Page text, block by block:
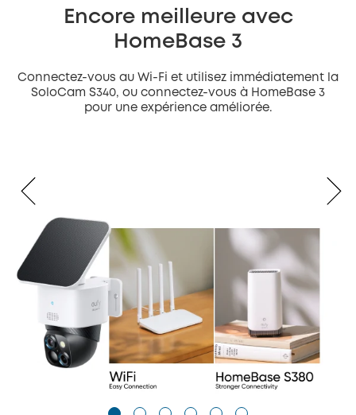
Encore meilleure avec
HomeBase 3
Connectez-vous au Wi-Fi et utilisez immédiatement la
SoloCam S340, ou connectez-vous à HomeBase 3
pour une expérience améliorée.